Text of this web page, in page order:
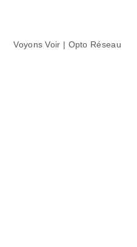
Voyons Voir | Opto Réseau